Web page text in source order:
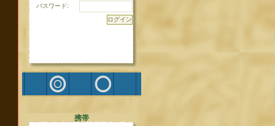
パスワード:
携帯